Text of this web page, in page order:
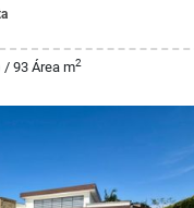
93 Área m2